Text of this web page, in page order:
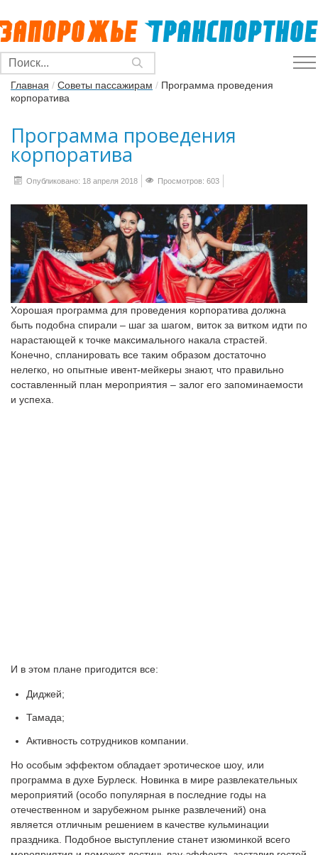
Главная / Советы пассажирам / Программа проведения
корпоратива
Программа проведения
корпоратива
Опубликовано: 18 апреля 2018 Просмотров: 603
Хорошая программа для проведения корпоратива должна
быть подобна спирали – шаг за шагом, виток за витком идти по
нарастающей к точке максимального накала страстей.
Конечно, спланировать все таким образом достаточно
нелегко, но опытные ивент-мейкеры знают, что правильно
составленный план мероприятия – залог его запоминаемости
и успеха.
И в этом плане пригодится все:
Диджей;
Тамада;
Активность сотрудников компании.
Но особым эффектом обладает эротическое шоу, или
программа в духе Бурлеск. Новинка в мире развлекательных
мероприятий (особо популярная в последние годы на
отечественном и зарубежном рынке развлечений) она
является отличным решением в качестве кульминации
праздника. Подобное выступление станет изюминкой всего